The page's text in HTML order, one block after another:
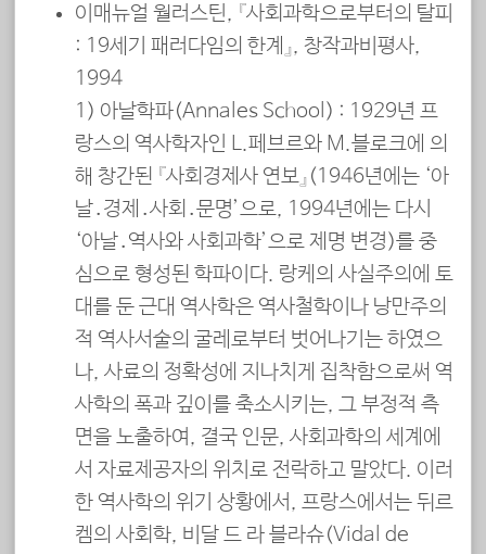
이매뉴얼 월러스틴, 『사회과학으로부터의 탈피
: 19세기 패러다임의 한계』, 창작과비평사,
1994
1) 아날학파(Annales School) : 1929년 프
랑스의 역사학자인 L.페브르와 M.블로크에 의
해 창간된 『사회경제사 연보』(1946년에는 ‘아
날․경제․사회․문명’으로, 1994년에는 다시
‘아날․역사와 사회과학’으로 제명 변경)를 중
심으로 형성된 학파이다. 랑케의 사실주의에 토
대를 둔 근대 역사학은 역사철학이나 낭만주의
적 역사서술의 굴레로부터 벗어나기는 하였으
나, 사료의 정확성에 지나치게 집착함으로써 역
사학의 폭과 깊이를 축소시키는, 그 부정적 측
면을 노출하여, 결국 인문, 사회과학의 세계에
서 자료제공자의 위치로 전락하고 말았다. 이러
한 역사학의 위기 상황에서, 프랑스에서는 뒤르
켐의 사회학, 비달 드 라 블라슈(Vidal de